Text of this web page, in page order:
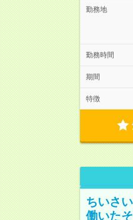
勤務地
勤務時間
期間
特徴
ちいさ
働いた